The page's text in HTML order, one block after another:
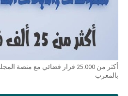
أكثر من 25.000 قرار قضائي مع
بالمغرب